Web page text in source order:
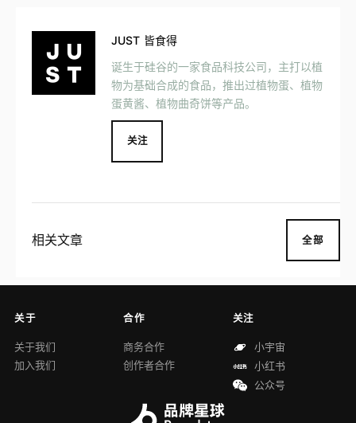
JUST 皆食得
诞生于硅谷的一家食品科技公司，主打以植
物为基础合成的食品，推出过植物蛋、植物
蛋黄酱、植物曲奇饼等产品。
关注
相关文章 全部
关于
关于我们
加入我们
合作
商务合作
创作者合作
关注
小宇宙
小红书
公众号